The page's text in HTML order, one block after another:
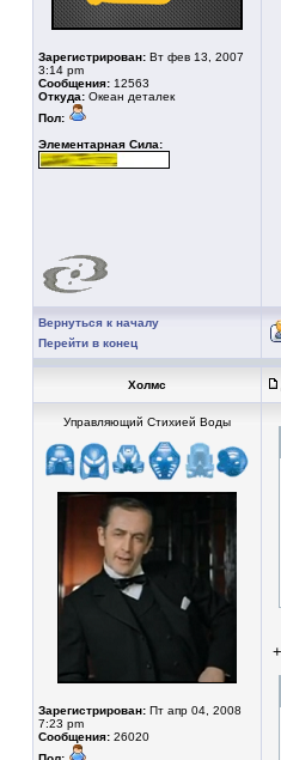
Зарегистрирован: Вт фев 13, 2007
3:14 pm
Сообщения: 12563
Откуда: Океан деталек
Пол:
Элементарная Сила:
Вернуться к началу
Перейти в конец
Холмс
Управляющий Стихией Воды
Зарегистрирован: Пт апр 04, 2008
7:23 pm
Сообщения: 26020